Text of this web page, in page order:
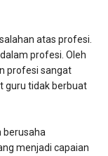
atas profesi.
profesi. Oleh
profesi sangat
guru tidak berbuat
berusaha
menjadi capaian